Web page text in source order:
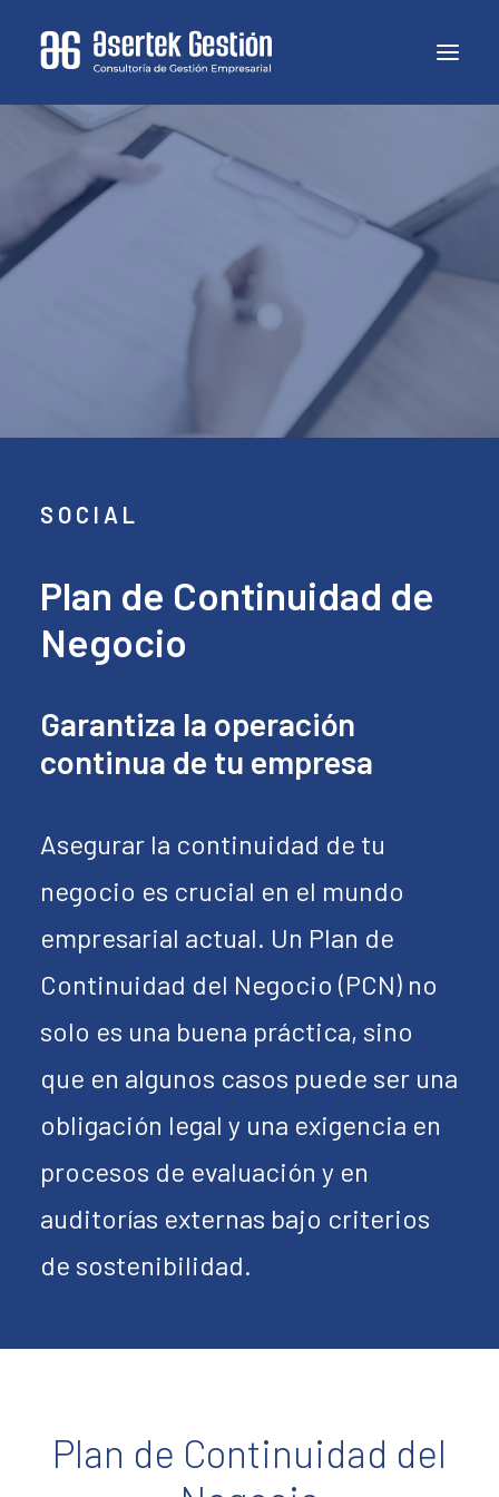
SOCIAL
Plan de Continuidad de
Negocio
Garantiza la operación
continua de tu empresa
Asegurar la continuidad de tu
negocio es crucial en el mundo
empresarial actual. Un Plan de
Continuidad del Negocio (PCN) no
solo es una buena práctica, sino
que en algunos casos puede ser una
obligación legal y una exigencia en
procesos de evaluación y en
auditorías externas bajo criterios
de sostenibilidad.
Plan de Continuidad del